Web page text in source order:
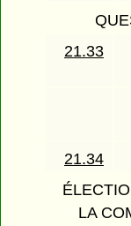
21.33
21.34
LA